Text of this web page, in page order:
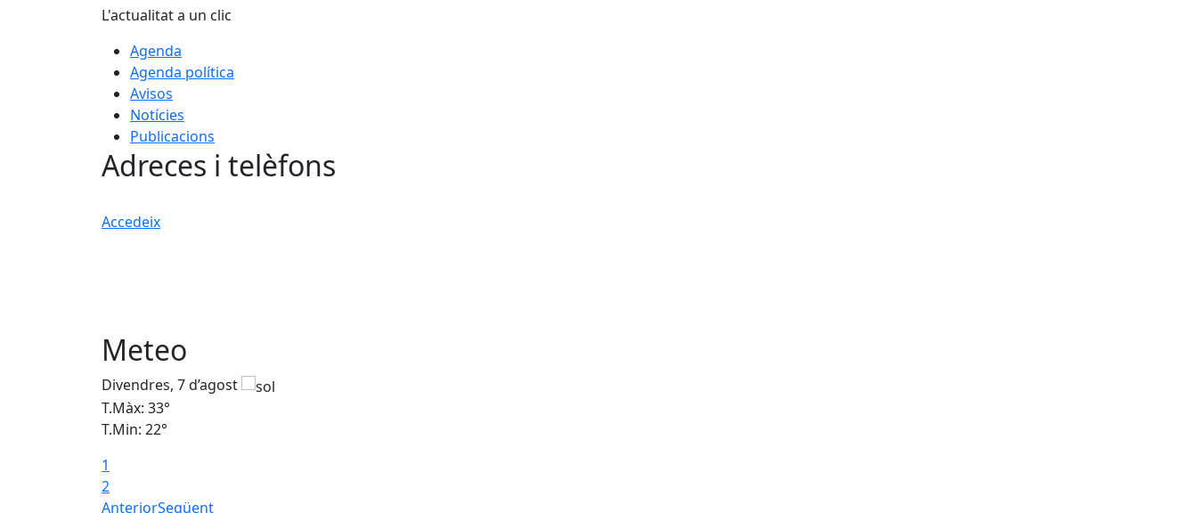
L'actualitat a un clic
Agenda
Agenda política
Avisos
Notícies
Publicacions
Adreces i telèfons
Accedeix
Meteo
Divendres, 7 d’agost
T.Màx: 33°
T.Min: 22°
1
2
AnteriorSegüent